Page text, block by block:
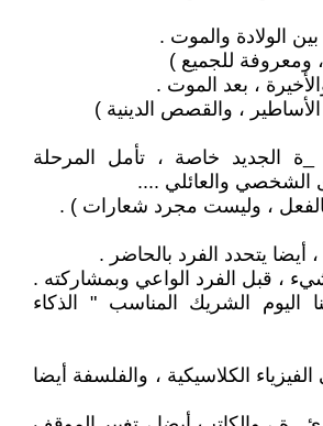
ومعروفة للجميع )
، والقصص الدينية )
_ة الجديد خاصة ، تأمل المرحلة
الشخصي والعائلي ....
، وليست مجرد شعارات ) .
أيضا يتحدد الفرد بالحاضر .
، قبل الفرد الواعي وبمشاركته .
اليوم الشريك المناسب " الذكاء
الكلاسيكية ، والفلسفة أيضا